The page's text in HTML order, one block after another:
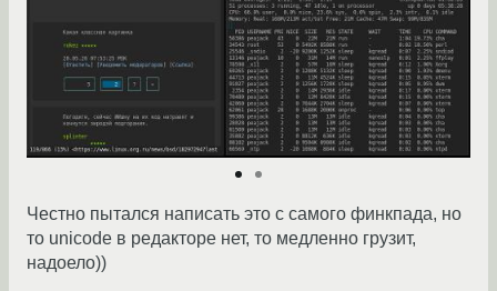
Честно пытался написать это с самого финкпада, но
то unicode в редакторе нет, то медленно грузит,
надоело))